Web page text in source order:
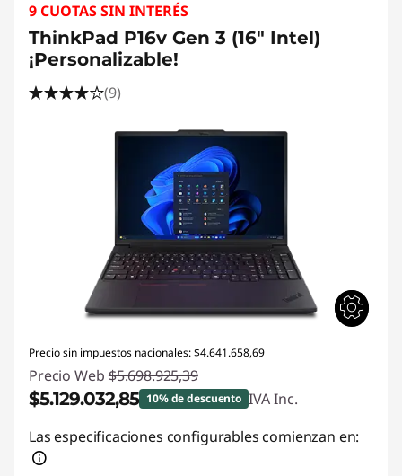
9 CUOTAS SIN INTERÉS
ThinkPad P16v Gen 3 (16" Intel)
¡Personalizable!
(9)
Precio sin impuestos nacionales: $4.641.658,69
Precio Web $5.698.925,39
$5.129.032,85 10% de descuento IVA Inc.
Descuento prod (inc IVA) :-$569.892,54
Las especificaciones configurables comienzan en: